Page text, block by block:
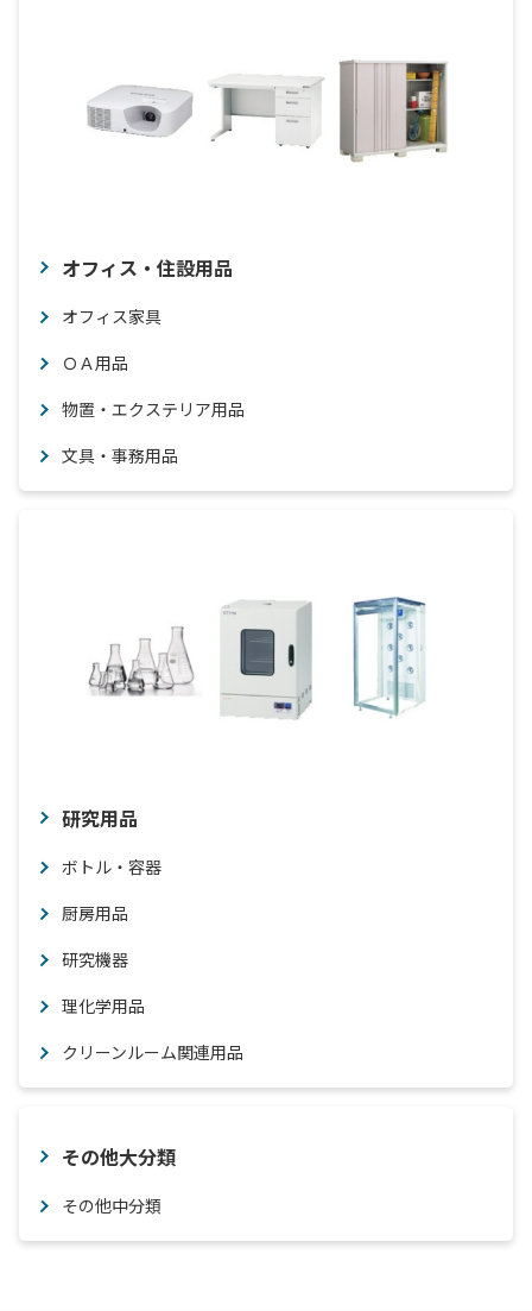
オフィス・住設用品
オフィス家具
ＯＡ用品
物置・エクステリア用品
文具・事務用品
研究用品
ボトル・容器
厨房用品
研究機器
理化学用品
クリーンルーム関連用品
その他大分類
その他中分類